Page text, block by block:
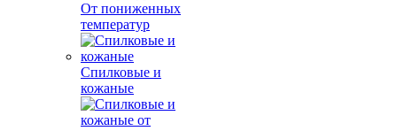
От пониженных
температур
Спилковые и
кожаные